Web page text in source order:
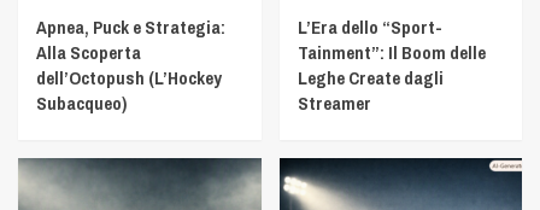
Apnea, Puck e Strategia:
Alla Scoperta
dell’Octopush (L’Hockey
Subacqueo)
L’Era dello “Sport-
Tainment”: Il Boom delle
Leghe Create dagli
Streamer